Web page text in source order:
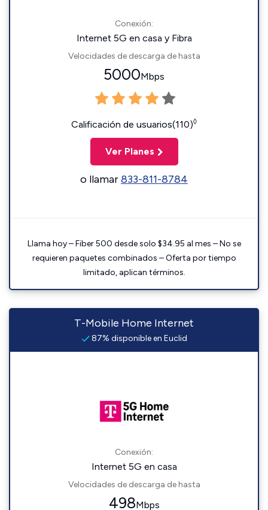
Conexión:
Internet 5G en casa y Fibra
Velocidades de descarga de hasta
5000Mbps
Calificación de usuarios(110)◊
Ver Planes
o llamar833-811-8784
Llama hoy – Fiber 500 desde solo $34.95 al mes – No se
requieren paquetes combinados – Oferta por tiempo
limitado, aplican términos.
T-Mobile Home Internet
87% disponible en Euclid
Conexión:
Internet 5G en casa
Velocidades de descarga de hasta
498Mbps